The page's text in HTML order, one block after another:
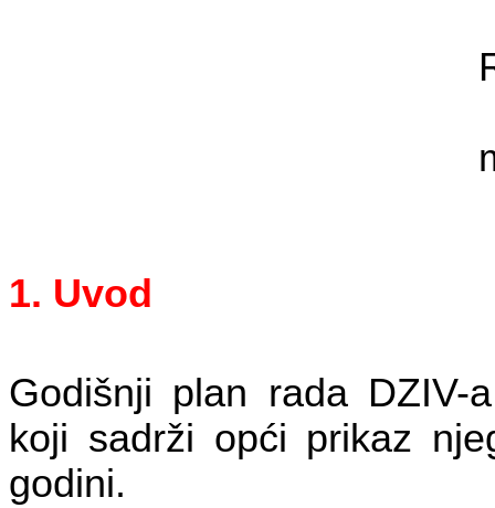
1. Uvod
Godišnji plan rada DZIV-
koji sadrži opći prikaz
godini.